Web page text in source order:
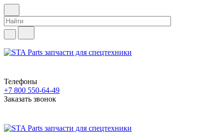
Телефоны
+7 800 550-64-49
Заказать звонок